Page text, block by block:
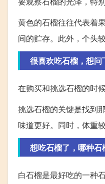
黄色的石榴往往代表着
间的贮存。此外，个头
很喜欢吃石榴，想
在购买和挑选石榴的时
挑选石榴的关键是找到
味道更好。同时，体重
想吃石榴了，哪种
白石榴是最好吃的一种